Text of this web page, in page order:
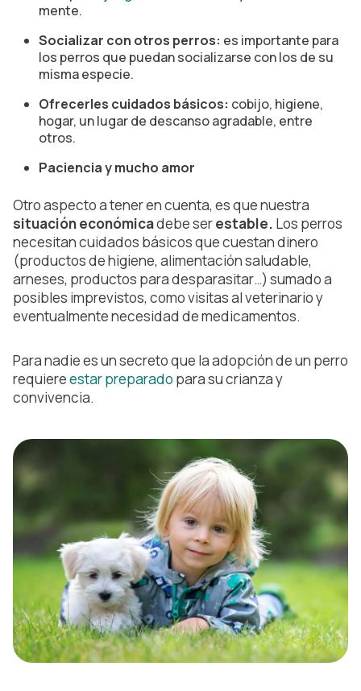
mente.
Socializar con otros perros: es importante para
los perros que puedan socializarse con los de su
misma especie.
Ofrecerles cuidados básicos: cobijo, higiene,
hogar, un lugar de descanso agradable, entre
otros.
Paciencia y mucho amor
Otro aspecto a tener en cuenta, es que nuestra
situación económicadebe serestable. Los perros
necesitan cuidados básicos que cuestan dinero
(productos de higiene, alimentación saludable,
arneses, productos para desparasitar…) sumado a
posibles imprevistos, como visitas al veterinario y
eventualmente necesidad de medicamentos.
Para nadie es un secreto que la adopción de un perro
requiereestar preparado para su crianza y
convivencia.